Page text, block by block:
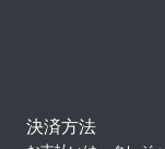
決済方法